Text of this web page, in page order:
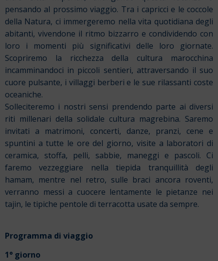
pensando al prossimo viaggio. Tra i capricci e le coccole
della Natura, ci immergeremo nella vita quotidiana degli
abitanti, vivendone il ritmo bizzarro e condividendo con
loro i momenti più significativi delle loro giornate.
Scopriremo la ricchezza della cultura marocchina
incamminandoci in piccoli sentieri, attraversando il suo
cuore pulsante, i villaggi berberi e le sue rilassanti coste
oceaniche.
Solleciteremo i nostri sensi prendendo parte ai diversi
riti millenari della solidale cultura magrebina. Saremo
invitati a matrimoni, concerti, danze, pranzi, cene e
spuntini a tutte le ore del giorno, visite a laboratori di
ceramica, stoffa, pelli, sabbie, maneggi e pascoli. Ci
faremo vezzeggiare nella tiepida tranquillità degli
hamam, mentre nel retro, sulle braci ancora roventi,
verranno messi a cuocere lentamente le pietanze nei
tajin, le tipiche pentole di terracotta usate da sempre.
Programma di viaggio
1° giorno